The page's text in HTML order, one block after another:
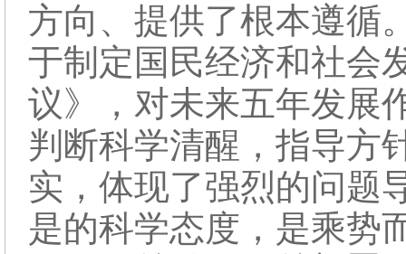
方向、提供了根本遵循
于制定国民经济和社会
议》，对未来五年发展
判断科学清醒，指导方
实，体现了强烈的问题
是的科学态度，是乘势